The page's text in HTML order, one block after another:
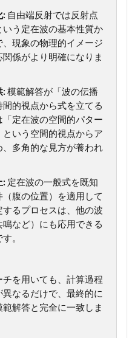
: 自由端反射では反射点
う定在波の基本性質か
、現象の物理的イメージ
係がより明確になりま
: 模範解答が「波の伝播
的視点から式を立てる
定在波の空間的パター
という空間的視点からア
多角的な見方が養われ
: 定在波の一般式を既知
（腹の位置）を適用して
るプロセスは、他の波
など）にも応用できる
。
を用いても、計算過程
なるだけで、最終的に
解答と完全に一致しま